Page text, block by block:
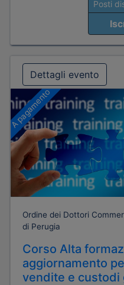
Posti
Dettagli evento
A pagamento
Ordine dei Dottori
di Perugia
Corso Alta
aggiornamento
vendite e custodi